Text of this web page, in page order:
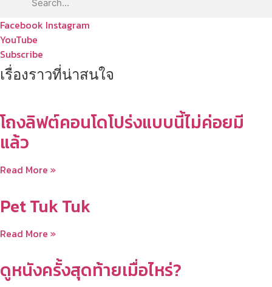
Facebook Instagram
YouTube
Subscribe
เรื่องราวที่น่าสนใจ
โถงลิฟต์คอนโดโปร่งแบบนี้ไม่ค่อยมี
แล้ว
Read More »
Pet Tuk Tuk
Read More »
ดูหนังครั้งสุดท้ายเมื่อไหร่?